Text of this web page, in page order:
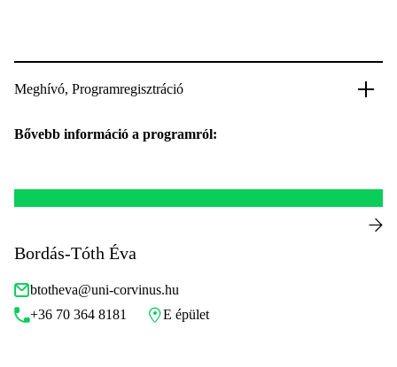
Meghívó, Programregisztráció
Bővebb információ a programról:
Bordás-Tóth Éva
btotheva@uni-corvinus.hu
+36 70 364 8181
E épület